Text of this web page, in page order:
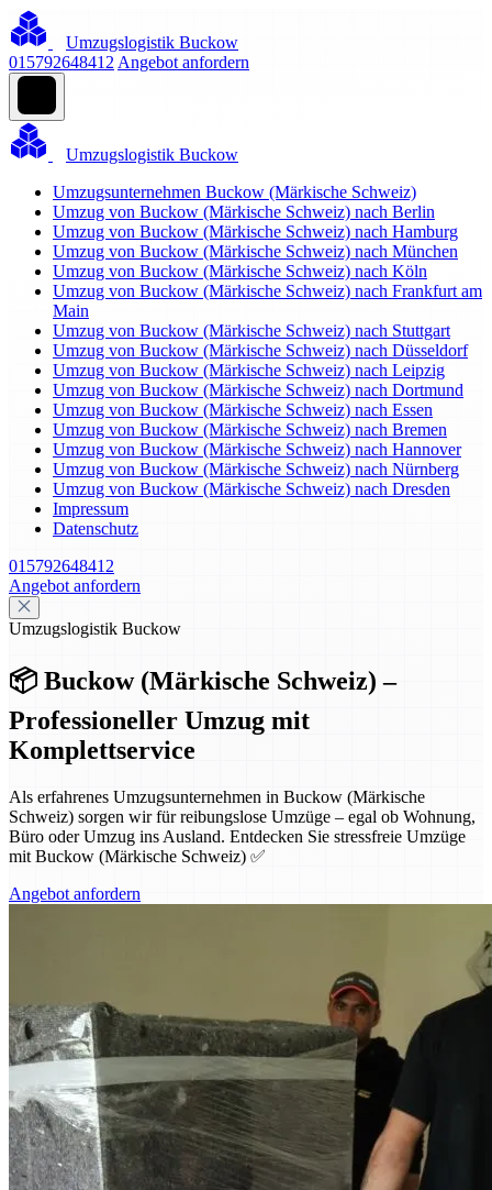
Umzugslogistik Buckow
015792648412 Angebot anfordern
Umzugslogistik Buckow
Umzugsunternehmen Buckow (Märkische Schweiz)
Umzug von Buckow (Märkische Schweiz) nach Berlin
Umzug von Buckow (Märkische Schweiz) nach Hamburg
Umzug von Buckow (Märkische Schweiz) nach München
Umzug von Buckow (Märkische Schweiz) nach Köln
Umzug von Buckow (Märkische Schweiz) nach Frankfurt am
Main
Umzug von Buckow (Märkische Schweiz) nach Stuttgart
Umzug von Buckow (Märkische Schweiz) nach Düsseldorf
Umzug von Buckow (Märkische Schweiz) nach Leipzig
Umzug von Buckow (Märkische Schweiz) nach Dortmund
Umzug von Buckow (Märkische Schweiz) nach Essen
Umzug von Buckow (Märkische Schweiz) nach Bremen
Umzug von Buckow (Märkische Schweiz) nach Hannover
Umzug von Buckow (Märkische Schweiz) nach Nürnberg
Umzug von Buckow (Märkische Schweiz) nach Dresden
Impressum
Datenschutz
015792648412
Angebot anfordern
Umzugslogistik Buckow
📦 Buckow (Märkische Schweiz) –
Professioneller Umzug mit
Komplettservice
Als erfahrenes Umzugsunternehmen in Buckow (Märkische
Schweiz) sorgen wir für reibungslose Umzüge – egal ob Wohnung,
Büro oder Umzug ins Ausland. Entdecken Sie stressfreie Umzüge
mit Buckow (Märkische Schweiz) ✅
Angebot anfordern